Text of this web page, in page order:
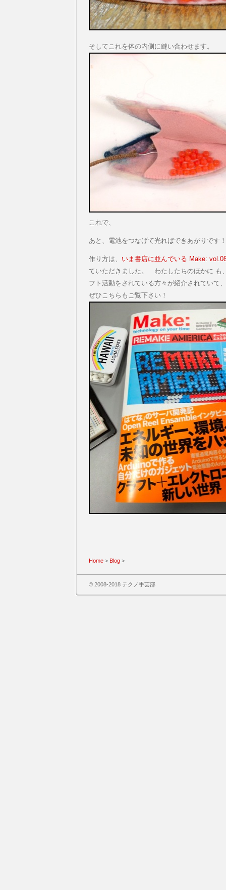
そしてこれを体の内側に縫い合わせます。
これで、
あと、電池をつなげて光ればできあがりです！
作り方は、 いま書店に並んでいる Make:
ていただきました。 わたしたちのほかに も
フト活動をされている方々が紹介されていて
ぜひこちらもご覧下さい！
Home > Blog >
© 2008-2018 テクノ手芸部